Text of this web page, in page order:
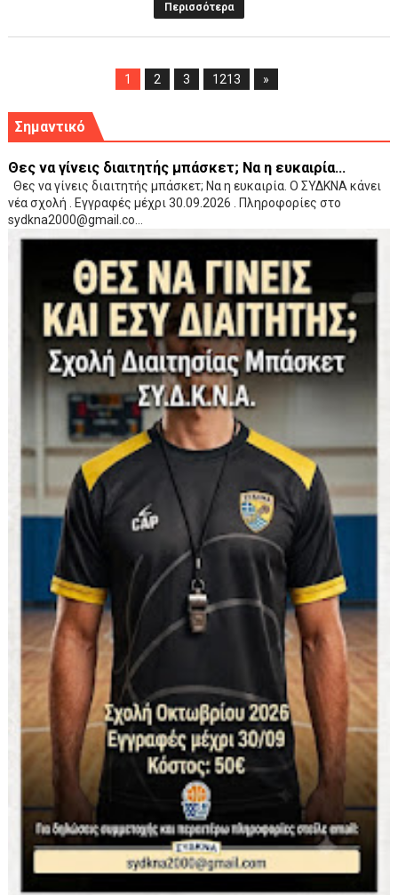
Περισσότερα
1 2 3 1213 »
Σημαντικό
Θες να γίνεις διαιτητής μπάσκετ; Να η ευκαιρία...
Θες να γίνεις διαιτητής μπάσκετ; Να η ευκαιρία. Ο ΣΥΔΚΝΑ κάνει
νέα σχολή . Εγγραφές μέχρι 30.09.2026 . Πληροφορίες στο
sydkna2000@gmail.co...